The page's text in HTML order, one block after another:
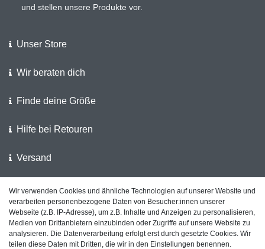
und stellen unsere Produkte vor.
Unser Store
Wir beraten dich
Finde deine Größe
Hilfe bei Retouren
Versand
Wir unterstützen die Polizei
Kundenfeedback auf ShopVote
Wir verwenden Cookies und ähnliche Technologien auf unserer Website und
verarbeiten personenbezogene Daten von Besucher:innen unserer
Webseite (z.B. IP-Adresse), um z.B. Inhalte und Anzeigen zu personalisieren,
Medien von Drittanbietern einzubinden oder Zugriffe auf unsere Website zu
analysieren. Die Datenverarbeitung erfolgt erst durch gesetzte Cookies. Wir
teilen diese Daten mit Dritten, die wir in den Einstellungen benennen.